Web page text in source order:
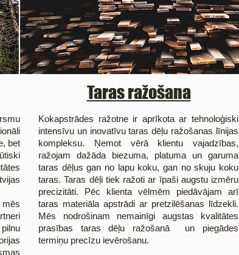
bet
Taras ražošana
Kokapstrādes ražotne ir aprīkota ar tehnoloģiski
intensīvu un inovatīvu taras dēļu ražošanas līnijas
kompleksu. Ņemot vērā klientu vajadzības,
ražojam dažāda biezuma, platuma un garuma
taras dēļus gan no lapu koku, gan no skuju koku
taras. Taras dēļi tiek ražoti ar īpaši augstu izmēru
precizitāti. Pēc klienta vēlmēm piedāvājam arī
taras materiāla apstrādi ar pretzilēšanas līdzekli.
Mēs nodrošinam nemainīgi augstas kvalitātes
prasības taras dēļu ražošanā un piegādes
termiņu precīzu ievērošanu.